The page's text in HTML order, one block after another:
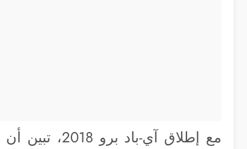
مع إطلاق آي-